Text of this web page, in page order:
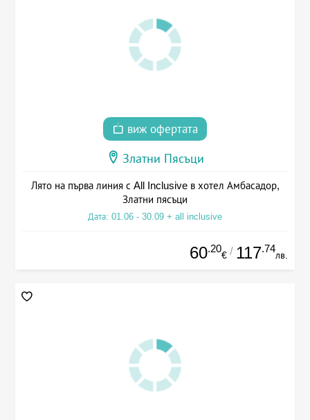
виж офертата
Златни Пясъци
Лято на първа линия с All Inclusive в хотел Амбасадор,
Златни пясъци
Дата: 01.06 - 30.09 + all inclusive
60.20
€ / 117.74
лв.